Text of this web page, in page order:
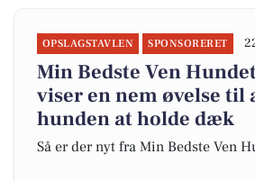
OPSLAGSTAVLEN SPONSORERET
Min Bedste Ven
viser en nem øvelse til
hunden at holde dæk
Så er der nyt fra Min Bedste Ven